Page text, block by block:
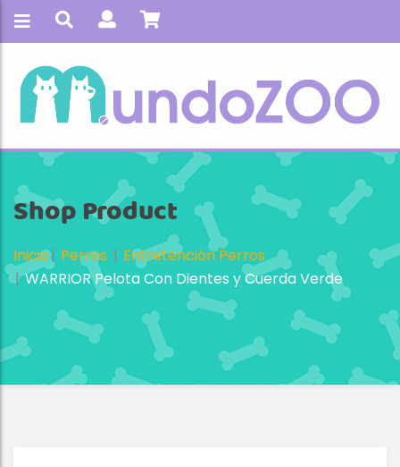
Shop Product
Inicio Perros
Entretención Perros
WARRIOR Pelota Con Dientes y Cuerda Verde